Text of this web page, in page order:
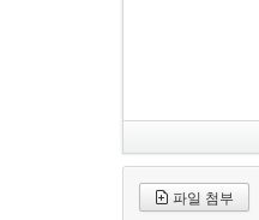
파일 첨부